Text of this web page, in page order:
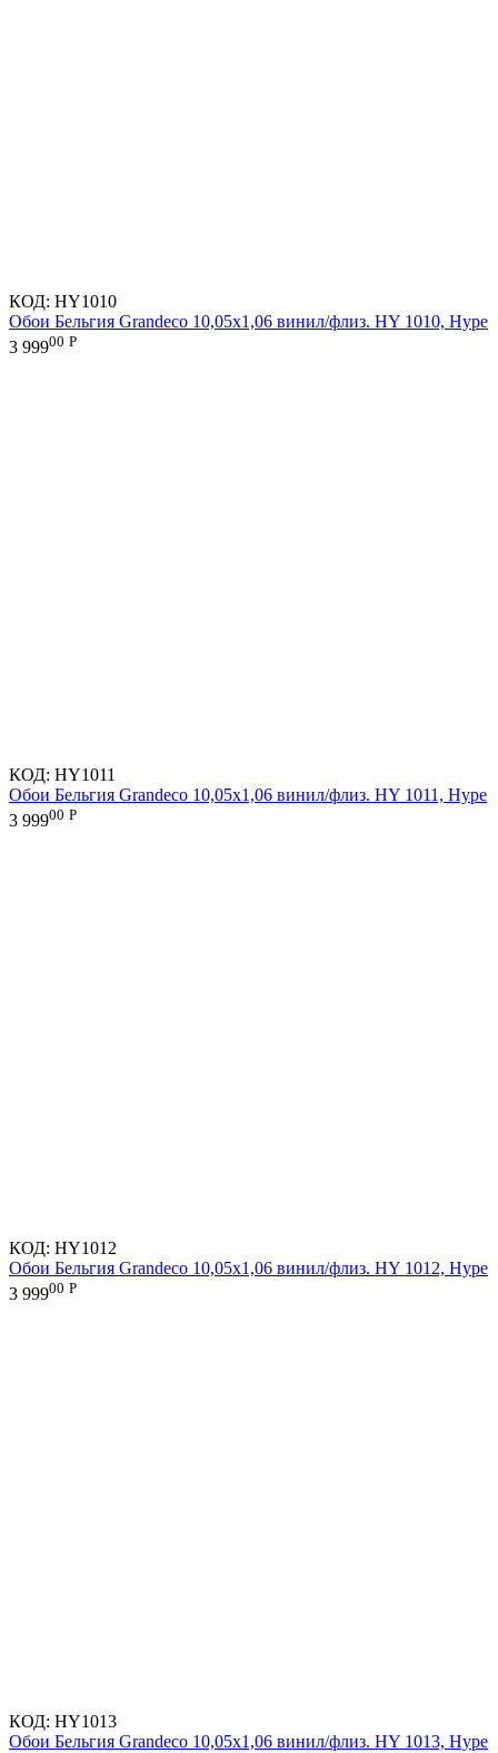
КОД: HY1010
Обои Бельгия Grandeco 10,05х1,06 винил/флиз. HY 1010, Hype
3 99900 Р
КОД: HY1011
Обои Бельгия Grandeco 10,05х1,06 винил/флиз. HY 1011, Hype
3 99900 Р
КОД: HY1012
Обои Бельгия Grandeco 10,05х1,06 винил/флиз. HY 1012, Hype
3 99900 Р
КОД: HY1013
Обои Бельгия Grandeco 10,05х1,06 винил/флиз. HY 1013, Hype